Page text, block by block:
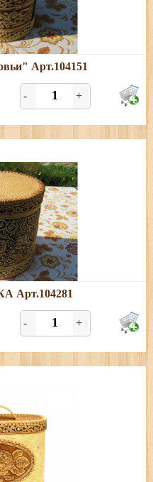
- 17 см; высота - 12 см
Арт.104151
- +
высота - 20 см
Арт.104281
- +